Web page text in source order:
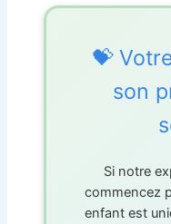
💝
son
Si notre
commencez
enfant est